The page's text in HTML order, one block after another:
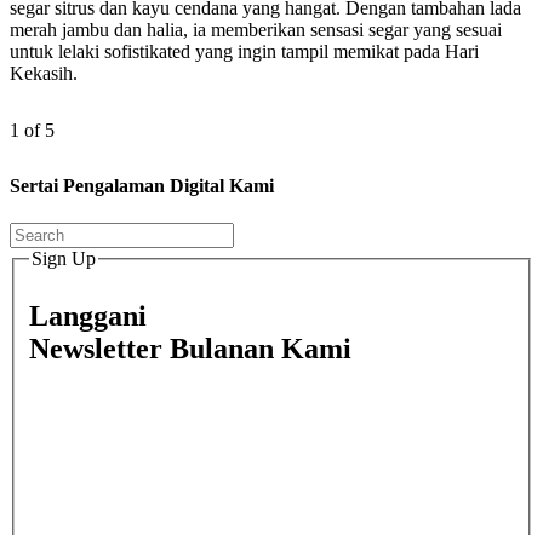
segar sitrus dan kayu cendana yang hangat. Dengan tambahan lada
merah jambu dan halia, ia memberikan sensasi segar yang sesuai
untuk lelaki sofistikated yang ingin tampil memikat pada Hari
Kekasih.
1 of 5
Sertai Pengalaman Digital Kami
Sign Up
Langgani
Newsletter Bulanan Kami